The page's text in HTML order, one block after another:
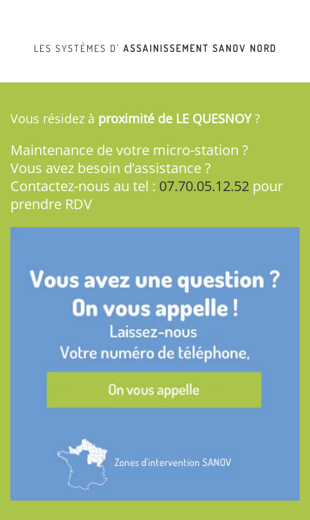
LES SYSTÈMES D' ASSAINISSEMENT SANOV NORD
Vous résidez à proximité de LE QUESNOY?
Maintenance de votre micro-station ?
Vous avez besoin d’assistance ?
Contactez-nous au tel : 07.70.05.12.52 pour
prendre RDV